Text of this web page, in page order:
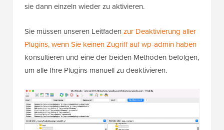
sie dann einzeln wieder zu aktivieren.
Sie müssen unseren Leitfaden zur Deaktivierung aller
Plugins, wenn Sie keinen Zugriff auf wp-admin haben
konsultieren und eine der beiden Methoden befolgen,
um alle Ihre Plugins manuell zu deaktivieren.